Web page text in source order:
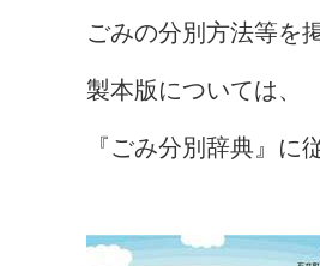
ごみの分別方法等を
製本版については、
『ごみ分別辞典』に